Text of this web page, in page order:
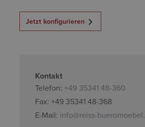
Jetzt konfigurieren
Kontakt
Telefon: +49 35341 48-360
Fax: +49 35341 48-368
E-Mail: info@reiss-